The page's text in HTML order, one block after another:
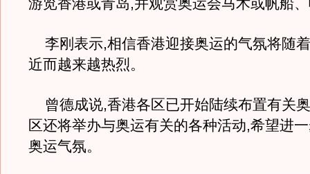
游览香港或青岛,并观赏奥运会马术或帆船
李刚表示,相信香港迎接奥运的气氛将随
近而越来越热烈。
曾德成说,香港各区已开始陆续布置有关
区还将举办与奥运有关的各种活动,希望进
奥运气氛。